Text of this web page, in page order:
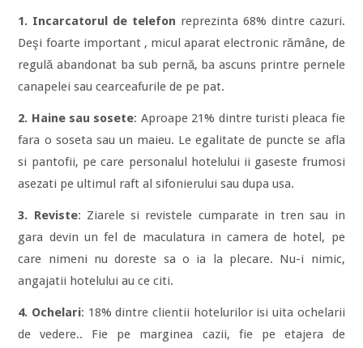
1. Incarcatorul de telefon reprezinta 68% dintre cazuri.
Deşi foarte important , micul aparat electronic rămâne, de
regulă abandonat ba sub pernă, ba ascuns printre pernele
canapelei sau cearceafurile de pe pat.
2. Haine sau sosete: Aproape 21% dintre turisti pleaca fie
fara o soseta sau un maieu. Le egalitate de puncte se afla
si pantofii, pe care personalul hotelului ii gaseste frumosi
asezati pe ultimul raft al sifonierului sau dupa usa.
3. Reviste: Ziarele si revistele cumparate in tren sau in
gara devin un fel de maculatura in camera de hotel, pe
care nimeni nu doreste sa o ia la plecare. Nu-i nimic,
angajatii hotelului au ce citi.
4. Ochelari: 18% dintre clientii hotelurilor isi uita ochelarii
de vedere.. Fie pe marginea cazii, fie pe etajera de